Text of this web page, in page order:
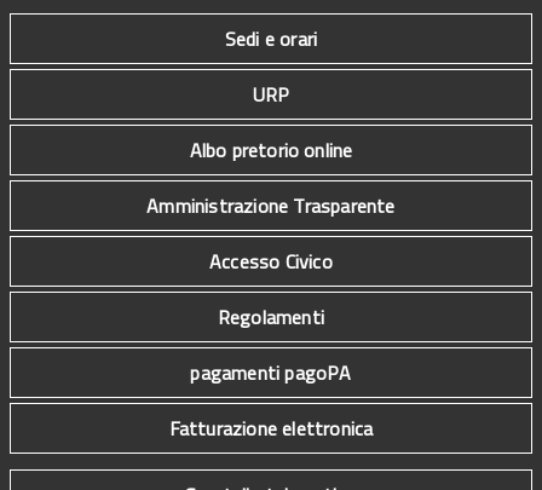
Sedi e orari
URP
Albo pretorio online
Amministrazione Trasparente
Accesso Civico
Regolamenti
pagamenti pagoPA
Fatturazione elettronica